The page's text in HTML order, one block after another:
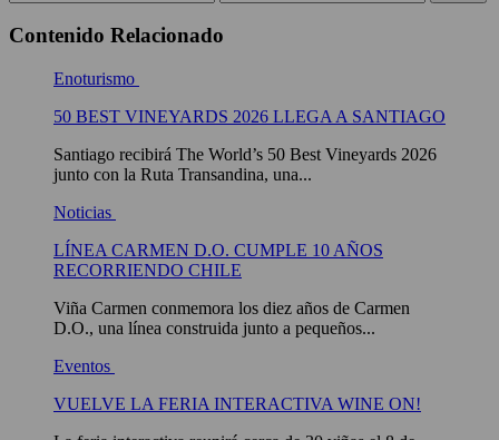
Contenido Relacionado
Enoturismo
50 BEST VINEYARDS 2026 LLEGA A SANTIAGO
Santiago recibirá The World’s 50 Best Vineyards 2026
junto con la Ruta Transandina, una...
Noticias
LÍNEA CARMEN D.O. CUMPLE 10 AÑOS
RECORRIENDO CHILE
Viña Carmen conmemora los diez años de Carmen
D.O., una línea construida junto a pequeños...
Eventos
VUELVE LA FERIA INTERACTIVA WINE ON!